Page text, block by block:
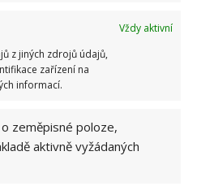
Vždy aktivní
z jiných zdrojů údajů,
zařízení na
informací.
zeměpisné poloze,
aktivně vyžádaných
klíšťata. Ujistěte se, že je
vydrží